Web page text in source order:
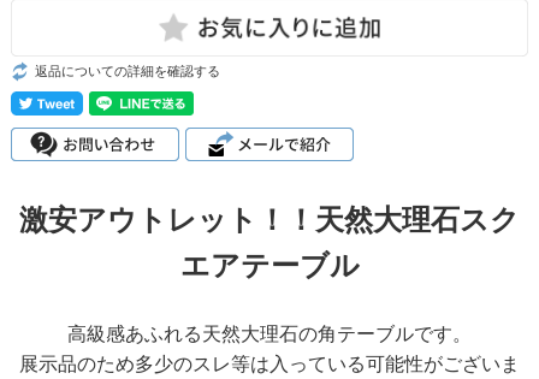
返品についての詳細を確認する
激安アウトレット！！天然大理石スク
エアテーブル
高級感あふれる天然大理石の角テーブルです。
展示品のため多少のスレ等は入っている可能性がございま